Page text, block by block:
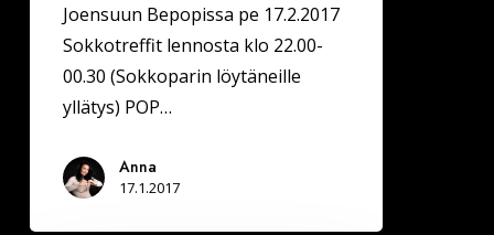
Joensuun Bepopissa pe 17.2.2017
Sokkotreffit lennosta klo 22.00-
00.30 (Sokkoparin löytäneille
yllätys) POP…
Anna
17.1.2017